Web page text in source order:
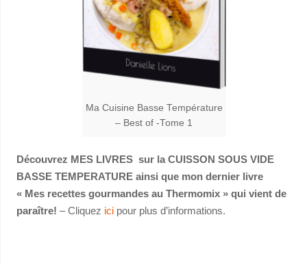
Ma Cuisine Basse Température
– Best of -Tome 1
Découvrez MES LIVRES sur la CUISSON SOUS VIDE
BASSE TEMPERATURE ainsi que mon dernier livre
« Mes recettes gourmandes au Thermomix » qui vient de
paraître! – Cliquez icipour plus d’informations.